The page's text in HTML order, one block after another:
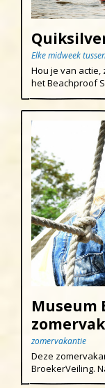
Elke midweek
Hou je van
het Beachproof
Museum
zomervakantie
Deze
BroekerVeiling.